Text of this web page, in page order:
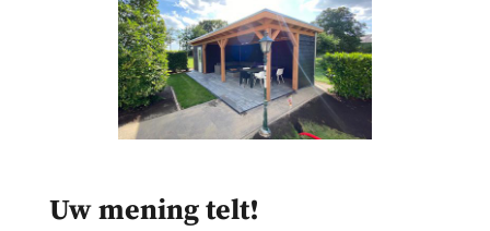
Uw mening telt!